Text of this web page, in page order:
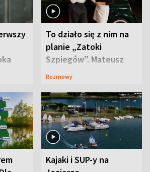
ich
To działo się z nim na
planie „Zatoki
Szpiegów”. Mateusz
Janicki odsłonił
Rozmowy
Kajaki i SUP-y na